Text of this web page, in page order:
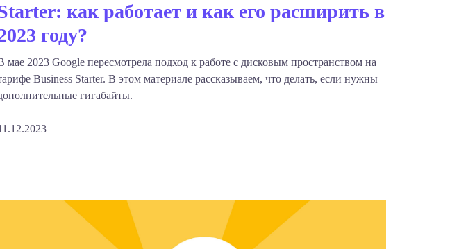
как работает и как его расширить в
году?
мае 2023 Google пересмотрела подход к работе с дисковым пространством на
Business Starter. В этом материале рассказываем, что делать, если нужны
гигабайты.